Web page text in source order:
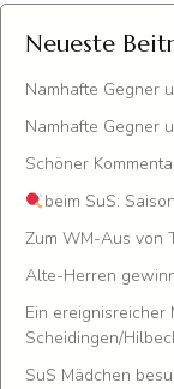
Neueste
Namhafte Gegner
Namhafte Gegner
Schöner
beim SuS:
Zum WM-Aus von
Alte-Herren
Ein ereignisreicher
Scheidingen/
SuS Mädchen